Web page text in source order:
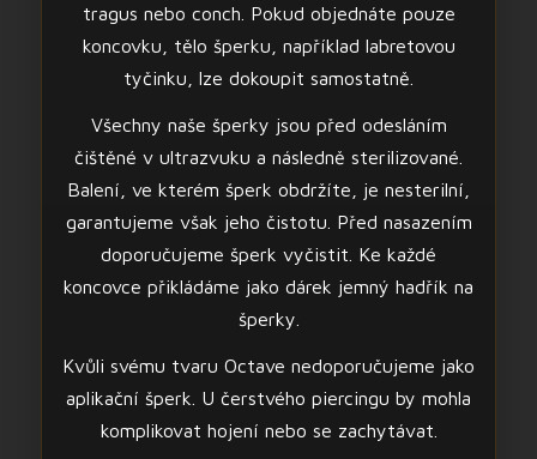
tragus nebo conch. Pokud objednáte pouze
koncovku, tělo šperku, například labretovou
tyčinku, lze dokoupit samostatně.
Všechny naše šperky jsou před odesláním
čištěné v ultrazvuku a následně sterilizované.
Balení, ve kterém šperk obdržíte, je nesterilní,
garantujeme však jeho čistotu. Před nasazením
doporučujeme šperk vyčistit. Ke každé
koncovce přikládáme jako dárek jemný hadřík na
šperky.
Kvůli svému tvaru Octave nedoporučujeme jako
aplikační šperk. U čerstvého piercingu by mohla
komplikovat hojení nebo se zachytávat.